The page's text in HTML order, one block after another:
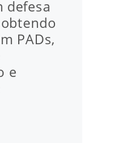
defesa
PADs,
e